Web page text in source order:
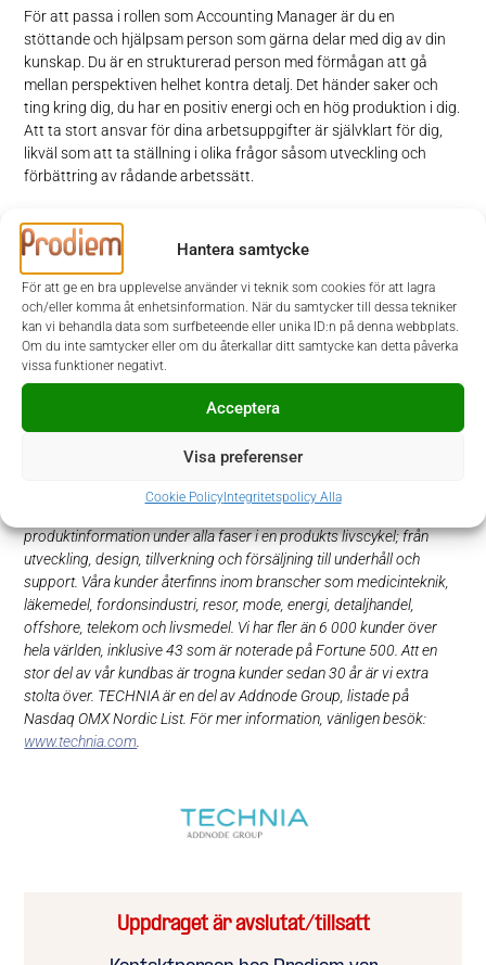
Hantera samtycke
För att ge en bra upplevelse använder vi teknik som cookies för att lagra
och/eller komma åt enhetsinformation. När du samtycker till dessa tekniker
kan vi behandla data som surfbeteende eller unika ID:n på denna webbplats.
Om du inte samtycker eller om du återkallar ditt samtycke kan detta påverka
vissa funktioner negativt.
Acceptera
Visa preferenser
Cookie PolicyIntegritetspolicy Alla
För att passa i rollen som Accounting Manager är du en
stöttande och hjälpsam person som gärna delar med dig av din
kunskap. Du är en strukturerad person med förmågan att gå
mellan perspektiven helhet kontra detalj. Det händer saker och
ting kring dig, du har en positiv energi och en hög produktion i dig.
Att ta stort ansvar för dina arbetsuppgifter är självklart för dig,
likväl som att ta ställning i olika frågor såsom utveckling och
förbättring av rådande arbetssätt.
Ansökan
I denna rekrytering samarbetar TECHNIA med Prodiem. Urval och
intervjuer sker löpande, varför vi gärna vill ha din ansökan så
snart som möjligt. Ansökan sker via Prodiems hemsida
www.prodiem.se
. Vid frågor kontaktar du Frida Olsson, telefon
073 388 22 62 eller Anna Abrahamsson, telefon 070 691 01 35.
Välkommen med din ansökan!
TECHNIA är ett världsledande kunskapsföretag inom PLM (Product
Lifecycle Management) och en Platinum Partner till Dassault
produktinformation under alla faser i en produkts livscykel; från
utveckling, design, tillverkning och försäljning till underhåll och
support. Våra kunder återfinns inom branscher som medicinteknik,
läkemedel, fordonsindustri, resor, mode, energi, detaljhandel,
offshore, telekom och livsmedel. Vi har fler än 6 000 kunder över
hela världen, inklusive 43 som är noterade på Fortune 500. Att en
stor del av vår kundbas är trogna kunder sedan 30 år är vi extra
stolta över. TECHNIA är en del av Addnode Group, listade på
Nasdaq OMX Nordic List. För mer information, vänligen besök:
www.technia.com
Uppdraget är avslutat/tillsatt